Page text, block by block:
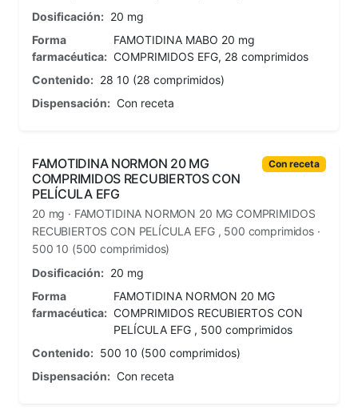
Dosificación: 20 mg
Forma
farmacéutica:
FAMOTIDINA MABO 20 mg
COMPRIMIDOS EFG, 28 comprimidos
Contenido: 28 10 (28 comprimidos)
Dispensación: Con receta
FAMOTIDINA NORMON 20 MG
COMPRIMIDOS RECUBIERTOS CON
PELÍCULA EFG
Con receta
20 mg · FAMOTIDINA NORMON 20 MG COMPRIMIDOS
RECUBIERTOS CON PELÍCULA EFG , 500 comprimidos ·
500 10 (500 comprimidos)
Dosificación: 20 mg
Forma
farmacéutica:
FAMOTIDINA NORMON 20 MG
COMPRIMIDOS RECUBIERTOS CON
PELÍCULA EFG , 500 comprimidos
Contenido: 500 10 (500 comprimidos)
Dispensación: Con receta